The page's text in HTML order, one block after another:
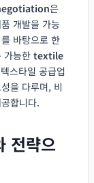
은
개발을 가능
바탕으로 한
가능한 textile
스타일 공급업
을 다루며, 비
합니다.
전략으